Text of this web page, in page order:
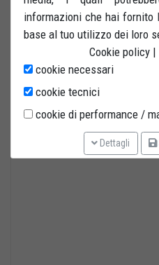
informazioni che hai fornito
base al tuo utilizzo dei loro
Cookie policy |
cookie necessari
cookie tecnici
cookie di performance /
Dettagli